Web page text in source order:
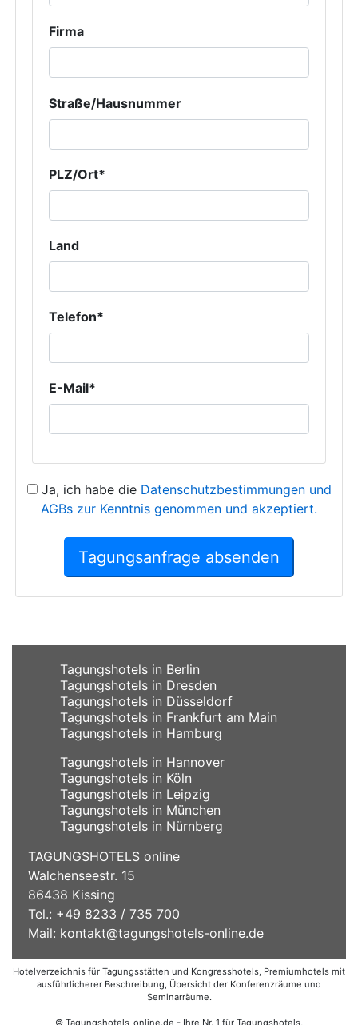
Firma
Straße/Hausnummer
PLZ/Ort*
Land
Telefon*
E-Mail*
Ja, ich habe die Datenschutzbestimmungen und
AGBs zur Kenntnis genommen und akzeptiert.
Tagungsanfrage absenden
Tagungshotels in Berlin
Tagungshotels in Dresden
Tagungshotels in Düsseldorf
Tagungshotels in Frankfurt am Main
Tagungshotels in Hamburg
Tagungshotels in Hannover
Tagungshotels in Köln
Tagungshotels in Leipzig
Tagungshotels in München
Tagungshotels in Nürnberg
TAGUNGSHOTELS online
Walchenseestr. 15
86438 Kissing
Tel.: +49 8233 / 735 700
Mail: kontakt@tagungshotels-online.de
Hotelverzeichnis für Tagungsstätten und Kongresshotels, Premiumhotels mit
ausführlicherer Beschreibung, Übersicht der Konferenzräume und
Seminarräume.